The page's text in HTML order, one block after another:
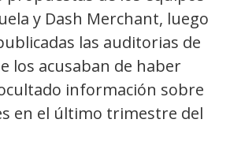
y Dash Merchant, luego
las auditorias de
los acusaban de haber
información sobre
en el último trimestre del